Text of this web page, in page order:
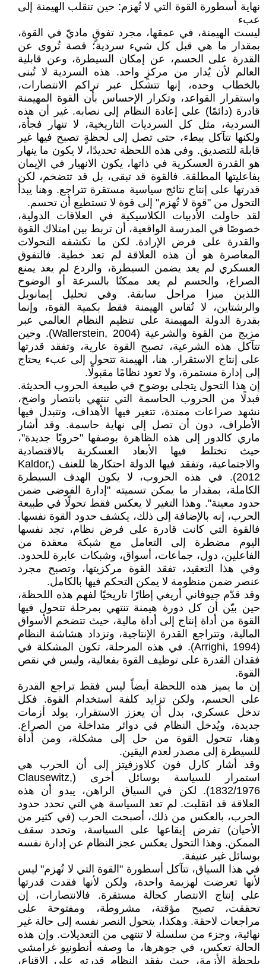
نهاية أسطورة القوة التي لا تُهزم: حين تنقلب الهيمنة إلى
عبء
ليست الهيمنة، في عمقها، مجرد تفوقٍ ماديّ في القوة،
بمقدار ما هي قبل كل شيء سردية؛ قصة تُروى عن
القدرة على الحسم، عن إمكان السيطرة، وعن قابلية
العالم لأن يُدار من مركزٍ واحد. هذه السردية لا تُبنى
بالخطاب وحده، إنها تتشكل عبر تراكم الانتصارات،
واستقرار القواعد، وتكرار الإحساس بأن القوة المهيمنة
قادرة (دائمًا) على إعادة النظام إلى نصابه. غير أن هذه
السردية، مثل كل السرديات التاريخية، لا تنهار فجأة،
ولكنها تتآكل ببطء، حتى تصل إلى لحظةٍ تصبح فيها غير
قابلة للتصديق. وفي هذه اللحظة تحديدًا، لا يكون ما ينهار
هو القدرة العسكرية في ذاتها، يكون الانهيار في الإيمان
بفاعليتها المطلقة. فالقوة قد تبقى، بل قد تتضخم، لكن
قدرتها على إنتاج نتائج سياسية مستقرة تتراجع. وهنا يبدأ
التحول من "قوة لا تُهزم" إلى قوة لا تستطيع أن تحسم.
لقد حاولت الأدبيات الكلاسيكية في العلاقات الدولية،
خصوصًا في المدرسة الواقعية، أن تربط بين امتلاك القوة
والقدرة على فرض الإرادة. لكن ما تكشفه التحولات
المعاصرة هو أن هذه العلاقة لم تعد خطية. فالتفوق
العسكري لم يعد يضمن السيطرة، والردع لم يعد يمنع
الصراع، والحسم لم يعد ممكنًا بالسرعة أو الوضوح
اللذين ميزا مراحل سابقة. وفي تحليل إيمانويل
والرشتاين، لا تُقاس الهيمنة فقط بكمية القوة، وإنما
بقدرة الدولة المهيمنة على تنظيم النظام العالمي عبر
مزيج من القوة والشرعية (Wallerstein, 2004). وحين
تتآكل هذه الشرعية، تصبح القوة عارية، وتفقد قدرتها
على إنتاج الاستقرار. هنا، الهيمنة تتحول إلى عبء يحتاج
إلى إدارة مستمرة، ولا تعود نظامًا مقبولًا.
إن هذا التحول يتجلى بوضوح في طبيعة الحروب الحديثة.
فبدلًا من الحروب الحاسمة التي تنتهي بانتصار واضح،
نشهد صراعات ممتدة، تتغير فيها الأهداف، وتتبدل فيها
الأطراف، دون أن تصل إلى نهاية حاسمة. وقد أشار
ماري كالدور إلى هذه الظاهرة بوصفها "حروبًا جديدة"،
حيث تختلط فيها الأبعاد العسكرية بالاقتصادية
والاجتماعية، وتفقد فيها الدولة احتكارها للعنف (Kaldor,
2012). في هذه الحروب، لا يكون الهدف السيطرة
الكاملة، بمقدار ما يمكن تسميته "إدارة الفوضى ضمن
حدود معينة". وهذا التغير لا يعكس فقط تحولًا في طبيعة
الحرب، إنه بالإضافة إلى ذلك، يكشف حدود القوة نفسها.
فالقوة التي كانت قادرة على فرض نظام، تجد نفسها
اليوم مضطرة إلى التعامل مع شبكة معقدة من
الفاعلين، دول، جماعات، أسواق، وشبكات عابرة للحدود.
وفي هذا التعقيد، تفقد القوة مركزيتها، وتصبح مجرد
عنصر ضمن منظومة لا يمكن التحكم فيها بالكامل.
وقد قدّم جيوفاني أريغي إطارًا تاريخيًا لفهم هذه اللحظة،
حين بيّن أن كل دورة هيمنة تنتهي بمرحلة تتحول فيها
القوة من أداة إنتاج إلى أداة مالية، حيث تتضخم الأسواق
المالية، وتتراجع القدرة الإنتاجية، وتزداد هشاشة النظام
(Arrighi, 1994). في هذه المرحلة، تكون المشكلة في
فقدان القدرة على توظيف القوة بفعالية، وليس في نقص
القوة.
إن ما يميز هذه اللحظة أيضاً ليس فقط تراجع القدرة
على الحسم، ولكن تزايد كلفة استخدام القوة. فكل
تدخل عسكري، بدل أن يعزز الاستقرار، يولد أزمات
جديدة، ويُدخل النظام في دوائر متداخلة من الصراع.
وهنا، تتحول القوة من حل إلى مشكلة، ومن أداة
للسيطرة إلى مصدر لعدم اليقين.
وقد أشار كارل فون كلاوزفيتز إلى أن الحرب هي
استمرار للسياسة بوسائل أخرى (Clausewitz,
1832/1976). لكن في السياق الراهن، يبدو أن هذه
العلاقة قد انقلبت. لم تعد السياسة هي التي تحدد حدود
الحرب، بالعكس من ذلك، أصبحت الحرب (في كثير من
الأحيان) تفرض إيقاعها على السياسة، وتحدد سقف
الممكن. وهذا التحول يعكس عجز النظام عن إدارة نفسه
بوسائل غير عنيفة.
في هذا السياق، تتآكل أسطورة "القوة التي لا تُهزم" ليس
لأنها تعرضت لهزيمة واحدة، ولكن لأنها فقدت قدرتها
على إنتاج الانتصار كحالة مستقرة. فالانتصارات، إن
تحققت، تصبح مؤقتة، مشروطة، ومفتوحة على
مراجعات لاحقة. وهكذا، يتحول النصر نفسه إلى حالة غير
نهائية، وجزء من سلسلة لا تنتهي من التعديلات. وإن هذه
الحالة تعكس، في جوهرها، ما وصفه أنطونيو غرامشي
بلحظة الأزمة، حيث يفقد النظام قدرته على الإقناع،